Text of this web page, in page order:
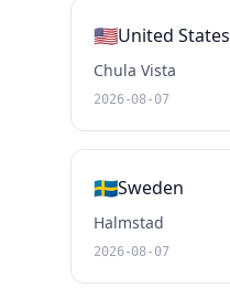
🇺🇸United States
Chula Vista
2026-08-07
🇸🇪Sweden
Halmstad
2026-08-07